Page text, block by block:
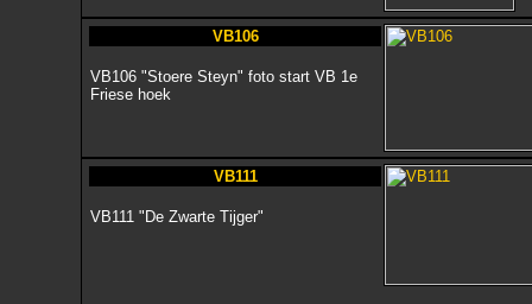
VB106
VB106 "Stoere Steyn" foto start VB 1e
Friese hoek
VB111
VB111 "De Zwarte Tijger"